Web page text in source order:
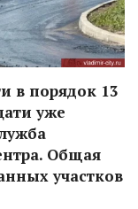
в порядок 13
уже
Общая
участков